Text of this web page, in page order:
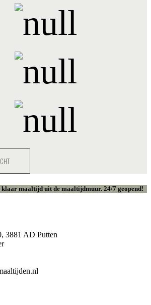
maaltijd uit de maaltijdmuur. 24/7 geopend!
3881 AD Putten